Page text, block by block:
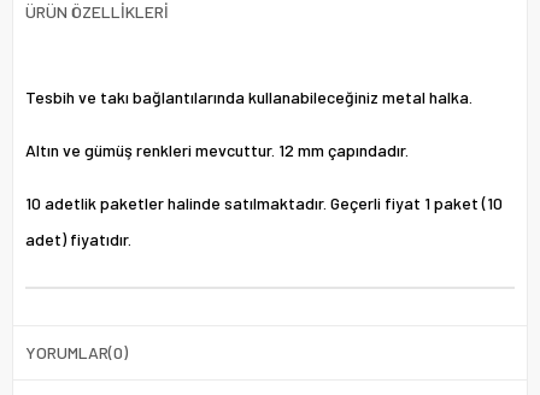
ÜRÜN ÖZELLIKLERI
Tesbih ve takı bağlantılarında kullanabileceğiniz metal halka.
Altın ve gümüş renkleri mevcuttur. 12 mm çapındadır.
10 adetlik paketler halinde satılmaktadır. Geçerli fiyat 1 paket (10
adet) fiyatıdır.
YORUMLAR(0)